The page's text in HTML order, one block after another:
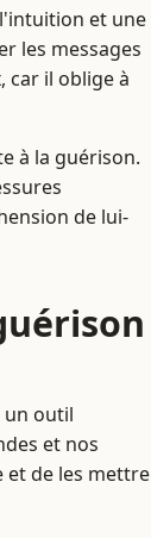
et une
les messages
car il oblige à
à la guérison.
de lui-
un outil
et nos
et de les mettre